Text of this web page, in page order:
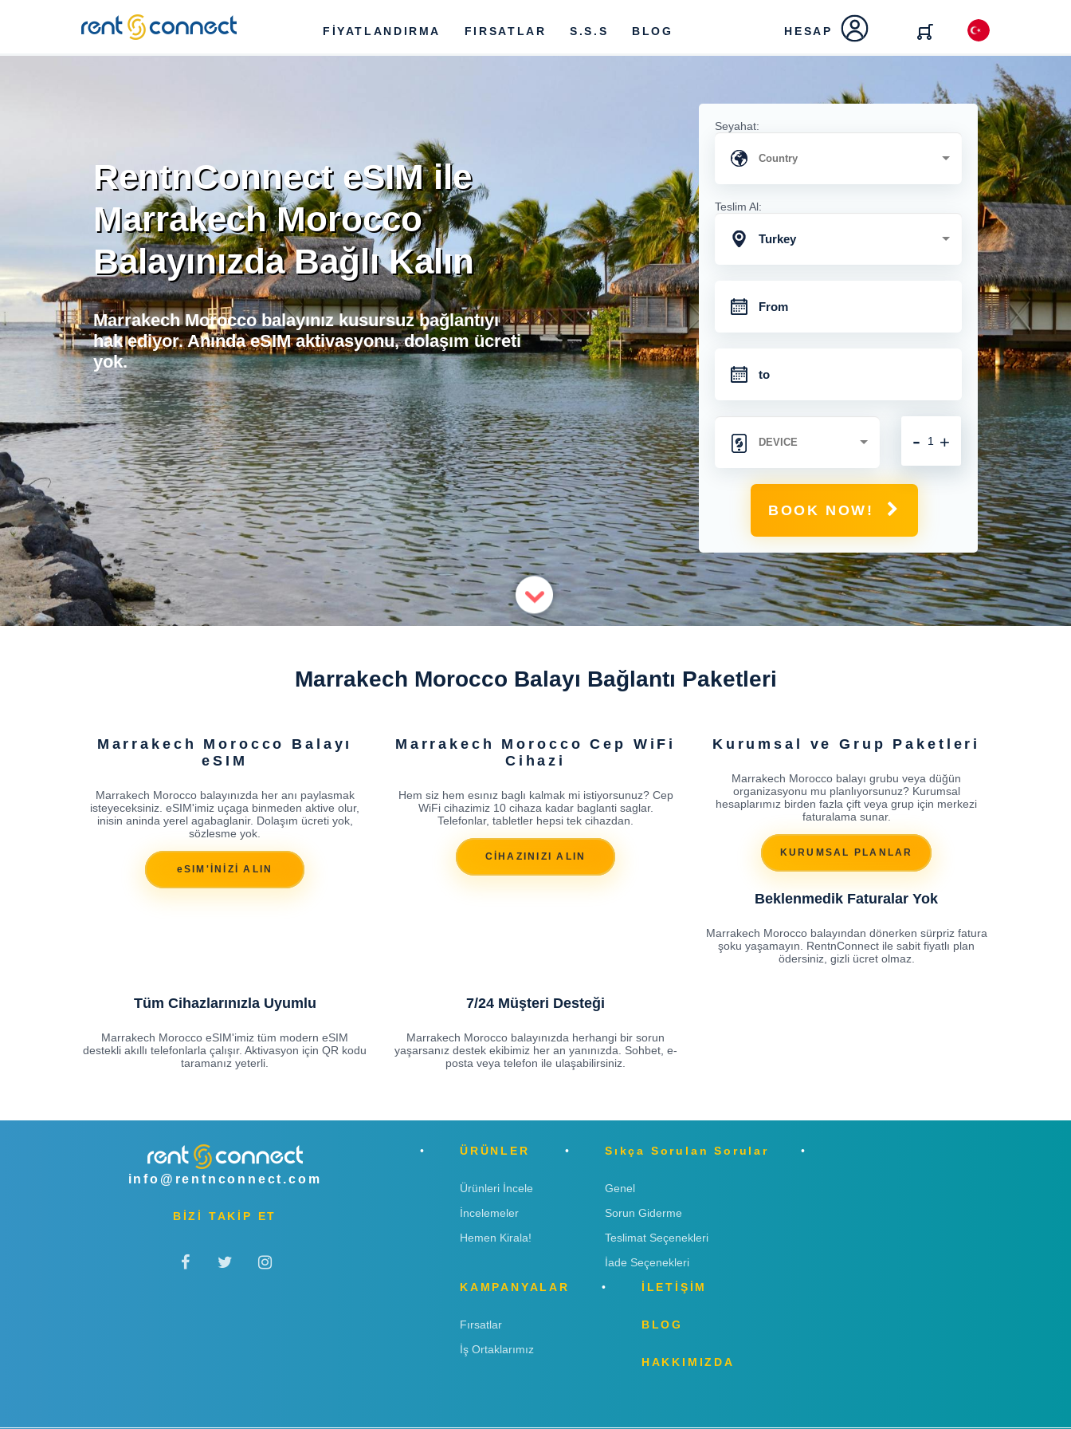
RENT'N
CONNECT
FİYATLANDIRMA FIRSATLAR S.S.S BLOG HESAP
RentnConnect eSIM ile
Marrakech Morocco
Balayınızda Bağlı Kalın
Marrakech Morocco balayınız kusursuz bağlantıyı
hak ediyor. Anında eSIM aktivasyonu, dolaşım ücreti
yok.
Seyahat:
Teslim Al:
Turkey
+
-
BOOK NOW!
Marrakech Morocco Balayı Bağlantı Paketleri
Marrakech Morocco Balayı
eSIM
Marrakech Morocco balayınızda her anı paylasmak
isteyeceksiniz. eSIM'imiz uçaga binmeden aktive olur,
inisin aninda yerel agabaglanir. Dolaşım ücreti yok,
sözlesme yok.
eSIM'İNİZİ ALIN
Marrakech Morocco Cep WiFi
Cihazi
Hem siz hem esınız baglı kalmak mi istiyorsunuz? Cep
WiFi cihazimiz 10 cihaza kadar baglanti saglar.
Telefonlar, tabletler hepsi tek cihazdan.
CİHAZINIZI ALIN
Kurumsal ve Grup Paketleri
Marrakech Morocco balayı grubu veya düğün
organizasyonu mu planlıyorsunuz? Kurumsal
hesaplarımız birden fazla çift veya grup için merkezi
faturalama sunar.
KURUMSAL PLANLAR
Beklenmedik Faturalar Yok
Marrakech Morocco balayından dönerken sürpriz fatura
şoku yaşamayın. RentnConnect ile sabit fiyatlı plan
ödersiniz, gizli ücret olmaz.
Tüm Cihazlarınızla Uyumlu
Marrakech Morocco eSIM'imiz tüm modern eSIM
destekli akıllı telefonlarla çalışır. Aktivasyon için QR kodu
taramanız yeterli.
7/24 Müşteri Desteği
Marrakech Morocco balayınızda herhangi bir sorun
yaşarsanız destek ekibimiz her an yanınızda. Sohbet, e-
posta veya telefon ile ulaşabilirsiniz.
info@rentnconnect.com
BİZİ TAKİP ET
ÜRÜNLER
Ürünleri İncele
İncelemeler
Hemen Kirala!
Sıkça Sorulan Sorular
Genel
Sorun Giderme
Teslimat Seçenekleri
İade Seçenekleri
KAMPANYALAR
Fırsatlar
İş Ortaklarımız
İLETİŞİM
BLOG
HAKKIMIZDA